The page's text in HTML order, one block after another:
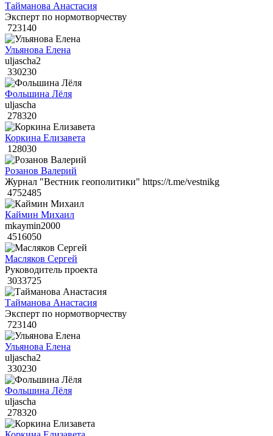
Тайманова Анастасия
Эксперт по нормотворчеству
723140
Ульянова Елена
uljascha2
330230
Фольшина Лёля
uljascha
278320
Коркина Елизавета
128030
Розанов Валерий
Журнал "Вестник геополитики" https://t.me/vestnikg
4752485
Каймин Михаил
mkaymin2000
4516050
Масляков Сергей
Руководитель проекта
3033725
Тайманова Анастасия
Эксперт по нормотворчеству
723140
Ульянова Елена
uljascha2
330230
Фольшина Лёля
uljascha
278320